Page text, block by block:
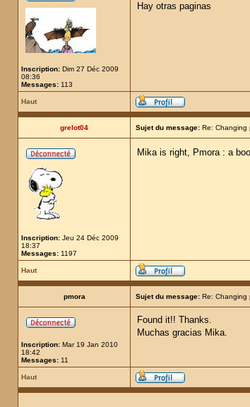
Inscription: Dim 27 Déc 2009
08:36
Messages: 113
Hay otras paginas
Haut
grelot04 Sujet du message: Re: Changing
Inscription: Jeu 24 Déc 2009
18:37
Messages: 1197
Mika is right, Pmora : a
Haut
pmora Sujet du message: Re: Changing
Inscription: Mar 19 Jan 2010
18:42
Messages: 11
Found it!! Thanks.
Muchas gracias Mika.
Haut